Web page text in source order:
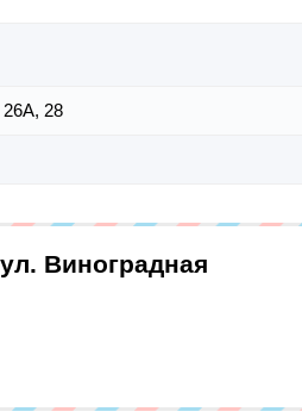
26А, 28
Виноградная